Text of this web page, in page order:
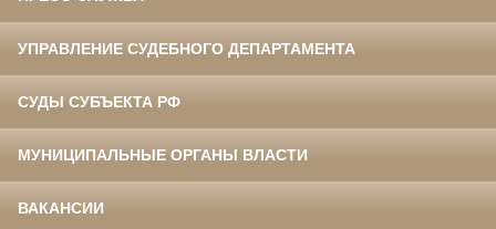
УПРАВЛЕНИЕ СУДЕБНОГО ДЕПАРТАМЕНТА
СУДЫ СУБЪЕКТА РФ
МУНИЦИПАЛЬНЫЕ ОРГАНЫ ВЛАСТИ
ВАКАНСИИ